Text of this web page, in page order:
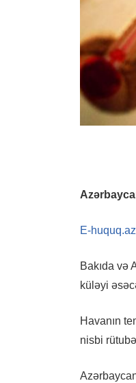
E-huquq.az
Bakıda və
küləyi
Havanın
nisbi